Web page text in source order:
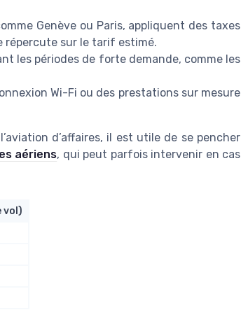
Genève ou Paris, appliquent des taxes
répercute sur le tarif estimé.
les périodes de forte demande, comme les
Wi-Fi ou des prestations sur mesure
d’affaires, il est utile de se pencher
aériens, qui peut parfois intervenir en cas
vol)